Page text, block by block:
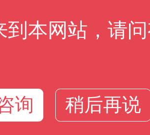
到本网站，请
询
稍后再说